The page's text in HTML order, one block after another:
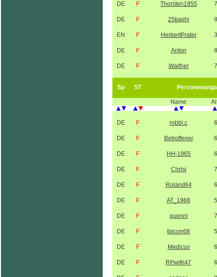
DE F Thorsten1955
DE F 25kaphi
EN F HerbertPrater
DE F Anton
DE F Walther
Sp ST
Name
DE F robbi.c
DE F Betroffener
DE F HH-1965
DE F Chrisi
DE F Roland64
DE F AT_1966
DE F guenni
DE F falcon68
DE F Medicus
DE F RPwith47